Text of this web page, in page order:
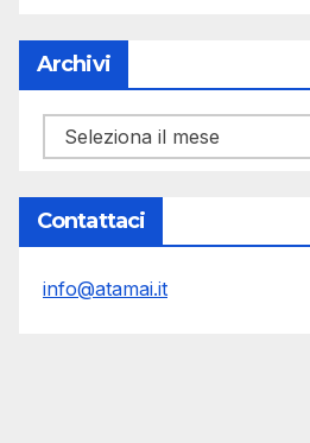
Archivi
Archivi
Contattaci
info@atamai.it